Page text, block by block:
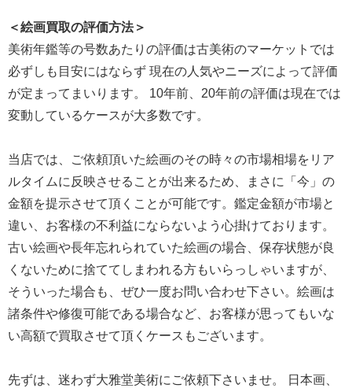
＜絵画買取の評価方法＞
美術年鑑等の号数あたりの評価は古美術のマーケットでは
必ずしも目安にはならず 現在の人気やニーズによって評価
が定まってまいります。 10年前、20年前の評価は現在では
変動しているケースが大多数です。
当店では、ご依頼頂いた絵画のその時々の市場相場をリア
ルタイムに反映させることが出来るため、まさに「今」の
金額を提示させて頂くことが可能です。鑑定金額が市場と
違い、お客様の不利益にならないよう心掛けております。
古い絵画や長年忘れられていた絵画の場合、保存状態が良
くないために捨ててしまわれる方もいらっしゃいますが、
そういった場合も、ぜひ一度お問い合わせ下さい。絵画は
諸条件や修復可能である場合など、お客様が思ってもいな
い高額で買取させて頂くケースもございます。
先ずは、迷わず大雅堂美術にご依頼下さいませ。 日本画、